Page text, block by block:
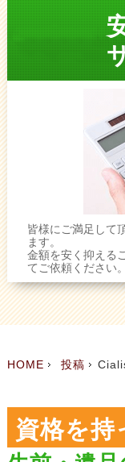
皆様にご満足して
ます。
金額を安く抑える
てご依頼ください。
HOME 投稿
資格を持